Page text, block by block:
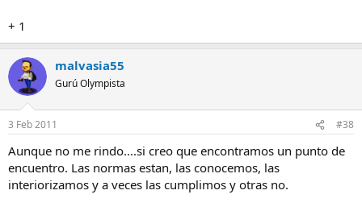
Experimentemos con el resto y no elevemos a la categoría oro de 18
kilates a la regla de los tercios.
bagaje artístico necesario, podremos elegir con conocimiento de
causa cómo queremos plasmar nuestra idea, sentimiento,
sensación...
Esa es, en mi opinión, la idea inicial: ampliar horizontes,descubrir
nuevas herramientas con las que trabajar.
+ 1
malvasia55
Gurú Olympista
3 Feb 2011 #38
Aunque no me rindo....si creo que encontramos un punto de
encuentro. Las normas estan, las conocemos, las
interiorizamos y a veces las cumplimos y otras no.